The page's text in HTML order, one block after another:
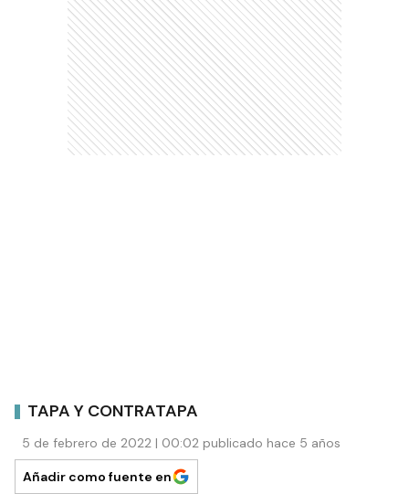
TAPA Y CONTRATAPA
5 de febrero de 2022 | 00:02 publicado hace 5 años
Añadir como fuente en